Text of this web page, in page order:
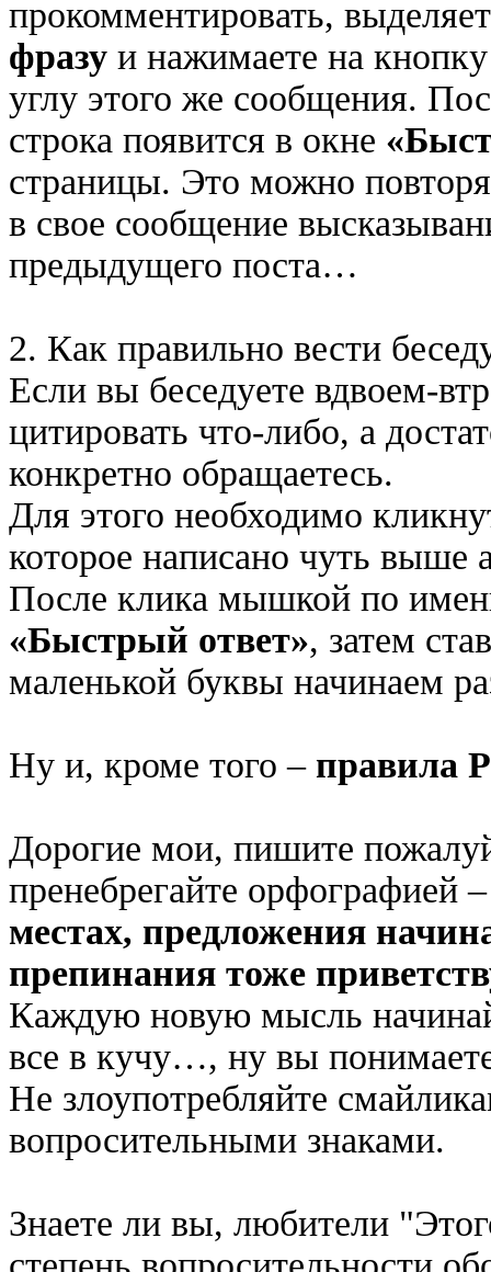
прокомментировать,
фразу и нажимаете на
углу этого же сообщения.
строка появится в окне
страницы. Это можно
в свое сообщение
предыдущего поста…
2. Как правильно вести
Если вы беседуете вдвоем-
цитировать что-либо, а
конкретно обращаетесь.
Для этого необходимо
которое написано чуть
После клика мышкой по
«Быстрый ответ», затем
маленькой буквы начинаем
Ну и, кроме того – правила
Дорогие мои, пишите
пренебрегайте орфографией
местах, предложения
препинания тоже
Каждую новую мысль
все в кучу…, ну вы
Не злоупотребляйте
вопросительными знаками.
Знаете ли вы, любители